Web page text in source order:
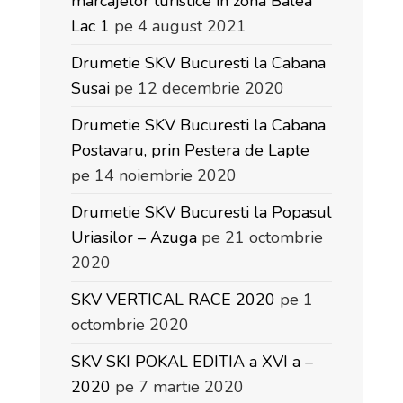
Lac 1 pe 4 august 2021
Drumetie SKV Bucuresti la Cabana
Susai pe 12 decembrie 2020
Drumetie SKV Bucuresti la Cabana
Postavaru, prin Pestera de Lapte
pe 14 noiembrie 2020
Drumetie SKV Bucuresti la Popasul
Uriasilor – Azuga pe 21 octombrie
2020
SKV VERTICAL RACE 2020 pe 1
octombrie 2020
SKV SKI POKAL EDITIA a XVI a –
2020 pe 7 martie 2020